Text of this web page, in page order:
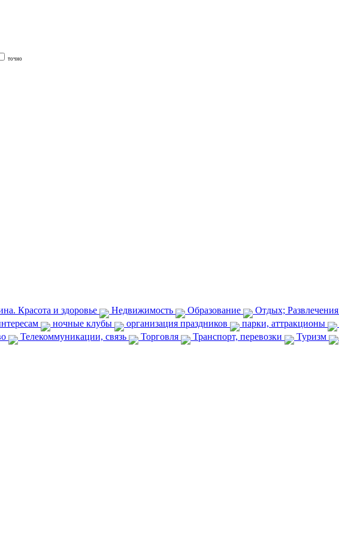
точно
Красота и здоровье Недвижимость Образование Отдых; Развлечения
ночные клубы организация праздников парки, аттракционы
Телекоммуникации, связь Торговля Транспорт, перевозки Туризм